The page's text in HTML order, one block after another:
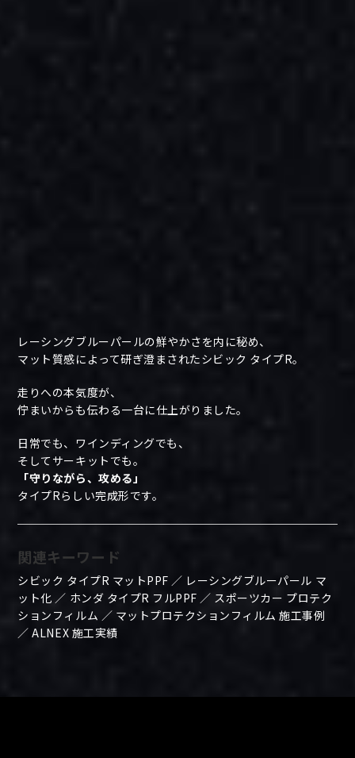
レーシングブルーパールの鮮やかさを内に秘め、
マット質感によって研ぎ澄まされたシビック タイプR。
走りへの本気度が、
佇まいからも伝わる一台に仕上がりました。
日常でも、ワインディングでも、
そしてサーキットでも。
「守りながら、攻める」
タイプRらしい完成形です。
関連キーワード
シビック タイプR マットPPF ／ レーシングブルーパール マ
ット化 ／ ホンダ タイプR フルPPF ／ スポーツカー プロテク
ションフィルム ／ マットプロテクションフィルム 施工事例
／ ALNEX 施工実績